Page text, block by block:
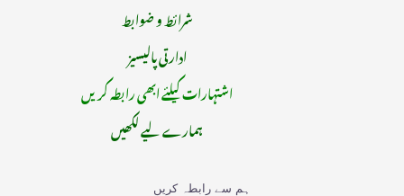
شرائط و ضوابط
ادارتی پالیسیز
اشتہارات کیلئے ابھی رابطہ کریں
ہمارے لیے لکھیں
ہم سے رابطہ کریں